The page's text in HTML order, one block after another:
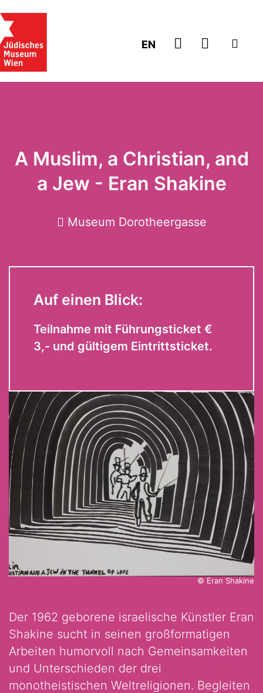
EN ZUM
A Muslim, a Christian, and
a Jew - Eran Shakine
Museum Dorotheergasse
Auf einen Blick:
Teilnahme mit Führungsticket €
3,- und gültigem Eintrittsticket.
© Eran Shakine
Der 1962 geborene israelische Künstler Eran
Shakine sucht in seinen großformatigen
Arbeiten humorvoll nach Gemeinsamkeiten
und Unterschieden der drei
monotheistischen Weltreligionen. Begleiten